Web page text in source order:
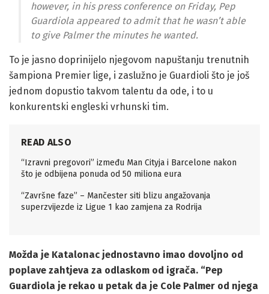
however, in his press conference on Friday, Pep
Guardiola appeared to admit that he wasn’t able
to give Palmer the minutes he wanted.
To je jasno doprinijelo njegovom napuštanju trenutnih
šampiona Premier lige, i zaslužno je Guardioli što je još
jednom dopustio takvom talentu da ode, i to u
konkurentski engleski vrhunski tim.
READ ALSO
“Izravni pregovori” između Man Cityja i Barcelone nakon
što je odbijena ponuda od 50 miliona eura
“Završne faze” – Mančester siti blizu angažovanja
superzvijezde iz Ligue 1 kao zamjena za Rodrija
Možda je Katalonac jednostavno imao dovoljno od
poplave zahtjeva za odlaskom od igrača. “Pep
Guardiola je rekao u petak da je Cole Palmer od njega